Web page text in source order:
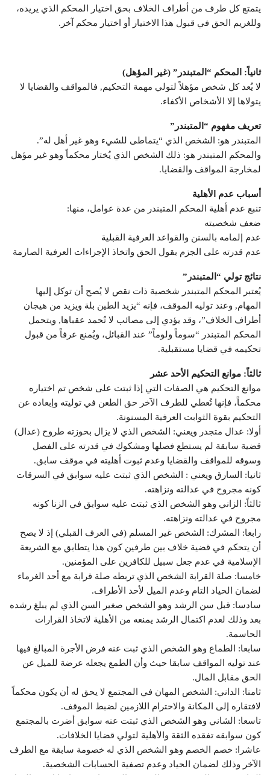
يتمتع كل طرف من أطراف الخلاف بحق اختيار المحكم الذي يريده،
وللغريم الحق في قبول هذا الاختيار أو اختيار محكم آخر.
ثانياً: المحكم “المتبندر” (غير المؤهل)
لا يُعد كل شخص مؤهلاً لتولي مهمة التحكيم, فالمواقف والقضايا لا
يتولاها إلا الأشخاص الأكفاء.
تعريف مفهوم “المتبندر”
المتبندر هو: الشخص الذي “يتماطى للشيء وهو غير أهل له”.
والمحكم المتبندر هو: ذلك الشخص الذي يُختار محكماً وهو غير مؤهل
لمخارجة المواقف والقضايا.
أسباب عدم الأهلية
تنبع عدم أهلية المحكم المتبندر من عدة عوامل، منها:
ضعف شخصيته
عدم إلمامه بالسنن والقواعد العرفية القبلية
عدم قدرته على الجزم بقول الحق واتخاذ الإجراءات العرفية الصارمة
نتائج تولي “المتبندر”
يُعتبر المحكم المتبندر شخصية ذات نقص لا يُصح أن توكل إليها
المهام, وعند توليه الموقف، فإنه “يزيد الطين بلة ويزيد من هيجان
أطراف الخلاف”، وقد يؤدي إلى مصائب لا تُحمد عقباها, ويتحمل
المحكم المتبندر “سوماً ولوماً” عند القبائل، ويُمنع عرفاً من قبول
تحكيمه في قضايا مستقبلية.
ثالثاً: موانع التحكيم الأحد عشر
موانع التحكيم هي الصفات التي إذا ثبتت على شخص تم اختياره
محكماً، فإنها تُعطي للطرف الآخر حق الطعن في توليته وإبعاده عن
التحكيم بقوة الثوابت العرفية المسنونة.
أولا: عدال متجدر ويعني: الشخص الذي لا يزال بحوزته طروح (عدال)
قضية سابقة لم يستطع فصلها ومشكوك في قدرته على الفصل
وسوقه للمواقف والقضايا وعدم ثبوت أهليته في موقف سابق.
ثانيا: السارق ويعني : الشخص الذي ثبتت عليه سوابق في السرقات
كونه مجروح في عدالته ونزاهته.
ثالثاً: الزاني وهو الشخص الذي ثبتت عليه سوابق في الزنا كونه
مجروح في عدالته ونزاهته.
رابعا: المشرك: الشخص غير المسلم (في العرف القبلي) إذ لا يصح
أن يتحكم في قضية خلاف بين طرفين كون هذا يتطابق مع الشريعة
الإسلامية في عدم جعل سبيل للكافرين على المؤمنين.
خامسا: صلة القرابة الشخص الذي تربطه صلة قرابة مع أحد الغرماء
لضمان الحياد التام وعدم الميل لأحد الأطراف.
سادسا: قبل سن الرشد وهو الشخص صغير السن الذي لم يبلغ رشده
بعد وذلك لعدم اكتمال الرشد يمنعه من الأهلية لاتخاذ القرارات
الحاسمة.
سابعا: الطماع وهو الشخص الذي ثبت عنه فرض الأجرة المبالغ فيها
عند توليه المواقف سابقا حيث وأن الطمع يجعله عرضة للميل عن
الحق مقابل المال.
ثامنا: الداني: الشخص المهان في المجتمع لا يحق له أن يكون محكماً
لافتقاره إلى المكانة والاحترام اللازمين لضبط الموقف.
تاسعا: الشاني وهو الشخص الذي ثبتت عنه سوابق أضرت بالمجتمع
كون سوابقه تفقده الثقة والأهلية لتولي قضايا الخلافات.
عاشرا: خصم الخصم وهو الشخص الذي له خصومة سابقة مع الطرف
الآخر وذلك لضمان الحياد وعدم تصفية الحسابات الشخصية.